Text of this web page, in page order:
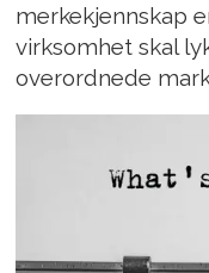
merkekjennskap
virksomhet skal
overordnede